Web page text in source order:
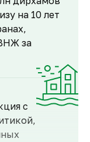
на 10 лет
за
с